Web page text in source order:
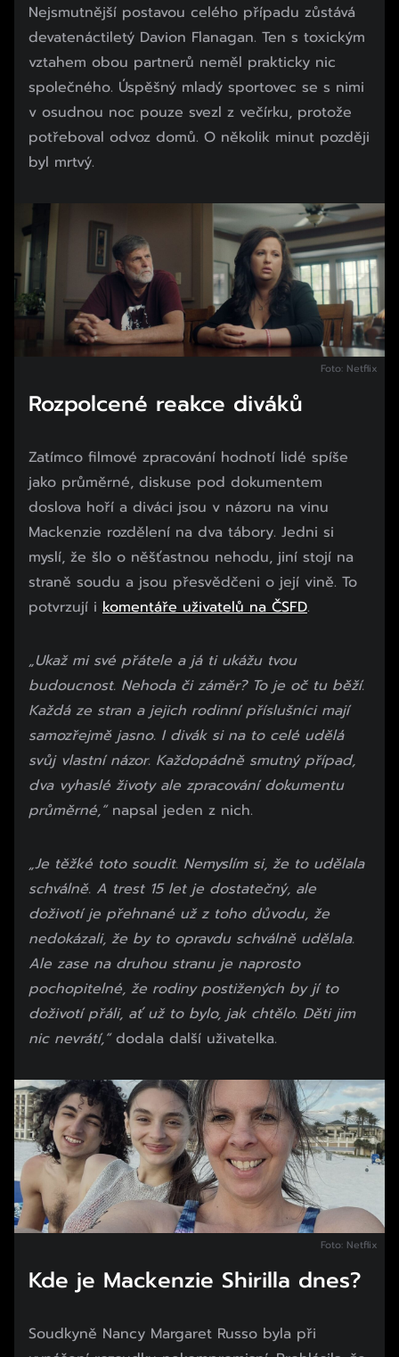
Nejsmutnější postavou celého případu zůstává
devatenáctiletý Davion Flanagan. Ten s toxickým
vztahem obou partnerů neměl prakticky nic
společného. Úspěšný mladý sportovec se s nimi
v osudnou noc pouze svezl z večírku, protože
potřeboval odvoz domů. O několik minut později
byl mrtvý.
Foto: Netflix
Rozpolcené reakce diváků
Zatímco filmové zpracování hodnotí lidé spíše
jako průměrné, diskuse pod dokumentem
doslova hoří a diváci jsou v názoru na vinu
Mackenzie rozdělení na dva tábory. Jedni si
myslí, že šlo o něšťastnou nehodu, jiní stojí na
straně soudu a jsou přesvědčeni o její vině. To
potvrzují i komentáře uživatelů na ČSFD.
„Ukaž mi své přátele a já ti ukážu tvou
budoucnost. Nehoda či záměr? To je oč tu běží.
Každá ze stran a jejich rodinní příslušníci mají
samozřejmě jasno. I divák si na to celé udělá
svůj vlastní názor. Každopádně smutný případ,
dva vyhaslé životy ale zpracování dokumentu
průměrné,“ napsal jeden z nich.
„Je těžké toto soudit. Nemyslím si, že to udělala
schválně. A trest 15 let je dostatečný, ale
doživotí je přehnané už z toho důvodu, že
nedokázali, že by to opravdu schválně udělala.
Ale zase na druhou stranu je naprosto
pochopitelné, že rodiny postižených by jí to
doživotí přáli, ať už to bylo, jak chtělo. Děti jim
nic nevrátí,“dodala další uživatelka.
Foto: Netflix
Kde je Mackenzie Shirilla dnes?
Soudkyně Nancy Margaret Russo byla při